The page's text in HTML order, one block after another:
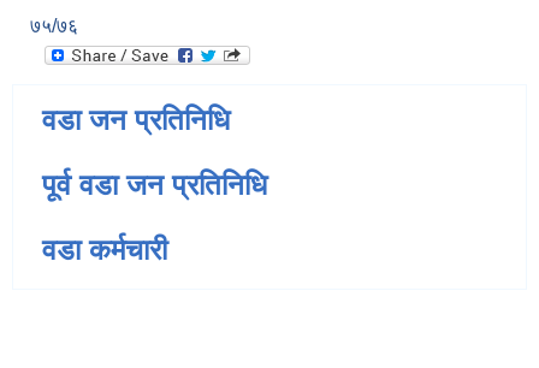
७५/७६
वडा जन प्रतिनिधि
पूर्व वडा जन प्रतिनिधि
वडा कर्मचारी